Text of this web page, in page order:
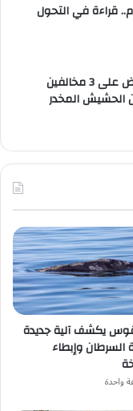
قراءة في التحول
حرس الحدود بعسير يقبض على 3 مخالفين
يكشف آلية جديدة
السرطان وإبطاء
واحدة